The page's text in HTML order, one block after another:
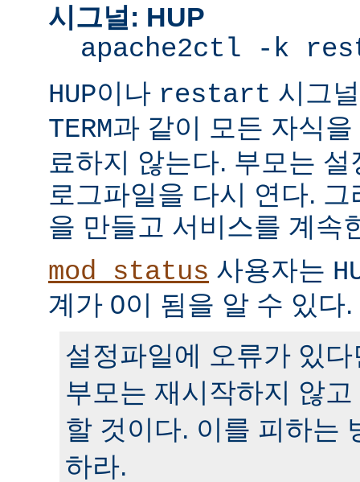
시그널: HUP
apache2ctl -k
HUP이나 restart 시그
TERM과 같이 모든 자식
료하지 않는다. 부모는
로그파일을 다시 연다.
을 만들고 서비스를 계속
mod_status 사용자는
계가 0이 됨을 알 수 있다.
설정파일에 오류가 있
부모는 재시작하지 않
할 것이다. 이를 피하는
하라.